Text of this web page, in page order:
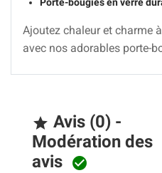
Porte-bougies en verre
Ajoutez chaleur et charme
avec nos adorables porte-
 Avis (0) -
Modération des
avis 